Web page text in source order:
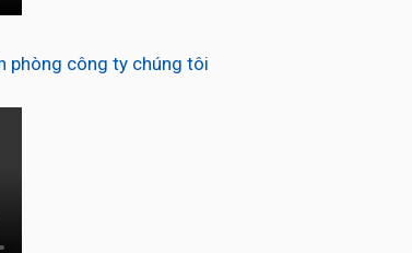
phòng công ty chúng tôi